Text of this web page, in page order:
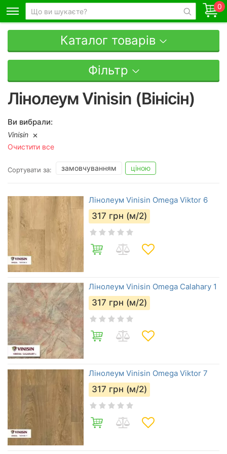
0
Каталог товарів
Фільтр
Лінолеум Vinisin (Вінісін)
Ви вибрали:
Vinisin
Очистити все
Сортувати за: замовчуванням ціною
Лінолеум Vinisin Omega Viktor 6
317 грн (м/2)
Лінолеум Vinisin Omega Calahary 1
317 грн (м/2)
Лінолеум Vinisin Omega Viktor 7
317 грн (м/2)